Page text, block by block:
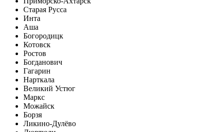
Старая Русса
Инта
Аша
Богородицк
Котовск
Ростов
Богданович
Гагарин
Нарткала
Великий Устюг
Маркс
Можайск
Борзя
Ликино-Дулёво